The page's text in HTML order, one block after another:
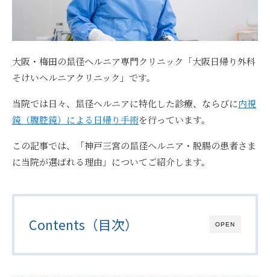
大阪・梅田の鼠径ヘルニア専門クリニック 「大阪日帰り外科
そけいヘルニアクリニック」 です。
当院では日々、鼠径ヘルニアに特化した診療、ならびに内視
鏡（腹腔鏡）による日帰り手術を行っています。
この記事では、
「神戸三宮の鼠径ヘルニア・脱腸の患者さま
に当院が選ばれる理由」 についてご紹介します。
OPEN
Contents（目次）